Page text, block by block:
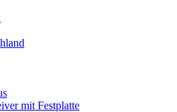
mit Festplatte